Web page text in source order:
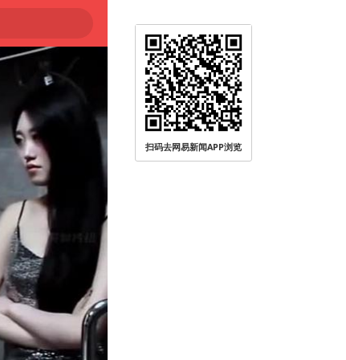
扫码去网易新闻APP浏览